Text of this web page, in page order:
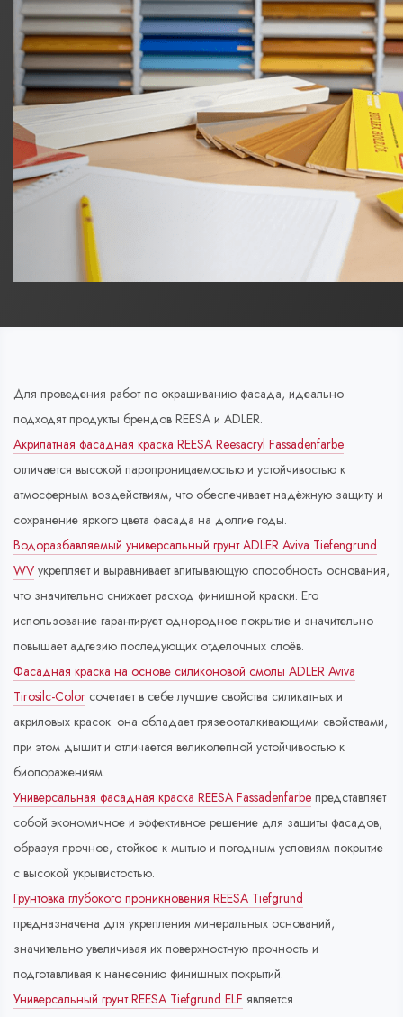
Для проведения работ по окрашиванию фасада, идеально
подходят продукты брендов REESA и ADLER.
Акрилатная фасадная краска REESA Reesacryl Fassadenfarbe
отличается высокой паропроницаемостью и устойчивостью к
атмосферным воздействиям, что обеспечивает надёжную защиту и
сохранение яркого цвета фасада на долгие годы.
Водоразбавляемый универсальный грунт ADLER Aviva Tiefengrund
WV укрепляет и выравнивает впитывающую способность основания,
что значительно снижает расход финишной краски. Его
использование гарантирует однородное покрытие и значительно
повышает адгезию последующих отделочных слоёв.
Фасадная краска на основе силиконовой смолы ADLER Aviva
Tirosilc-Color сочетает в себе лучшие свойства силикатных и
акриловых красок: она обладает грязеооталкивающими свойствами,
при этом дышит и отличается великолепной устойчивостью к
биопоражениям.
Универсальная фасадная краска REESA Fassadenfarbe представляет
собой экономичное и эффективное решение для защиты фасадов,
образуя прочное, стойкое к мытью и погодным условиям покрытие
с высокой укрывистостью.
Грунтовка глубокого проникновения REESA Tiefgrund
предназначена для укрепления минеральных оснований,
значительно увеличивая их поверхностную прочность и
подготавливая к нанесению финишных покрытий.
Универсальный грунт REESA Tiefgrund ELF является